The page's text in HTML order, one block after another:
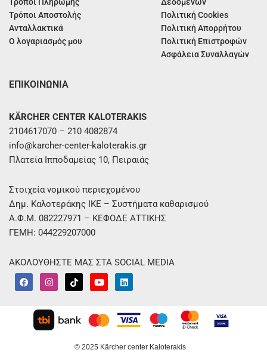
Τρόποι Πληρωμής
Τρόποι Αποστολής
Ανταλλακτικά
Ο λογαριασμός μου
Δεδομένων
Πολιτική Cookies
Πολιτική Απορρήτου
Πολιτική Επιστροφών
Ασφάλεια Συναλλαγών
ΕΠΙΚΟΙΝΩΝΙΑ
KÄRCHER CENTER KALOTERAKIS
2104617070 – 210 4082874
info@karcher-center-kaloterakis.gr
Πλατεία Ιπποδαμείας 10, Πειραιάς
Στοιχεία νομικού περιεχομένου
Δημ. Καλοτεράκης ΙΚΕ – Συστήματα καθαρισμού
Α.Φ.Μ. 082227971 – ΚΕΦΟΔΕ ΑΤΤΙΚΗΣ
ΓΕΜΗ: 044229207000
ΑΚΟΛΟΥΘΗΣΤΕ ΜΑΣ ΣΤΑ SOCIAL MEDIA
F
a
c
I
n
s
a
g
r
T
i
k
k
Y
o
u
u
b
e
L
i
n
e
d
i
© 2025 Kärcher center Kaloterakis